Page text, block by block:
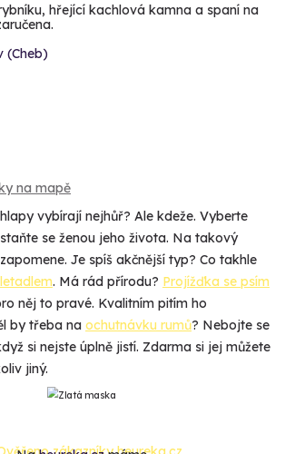
hřející kachlová kamna a spaní na
(Cheb)
na mapě
vybírají nejhůř? Ale kdeže. Vyberte
se ženou jeho života. Na takový
Je spíš akčnější typ? Co takhle
. Má rád přírodu? Projížďka se psím
něj to pravé. Kvalitním pitím ho
by třeba na ochutnávku rumů? Nebojte se
si nejste úplně jistí. Zdarma si jej můžete
jiný.